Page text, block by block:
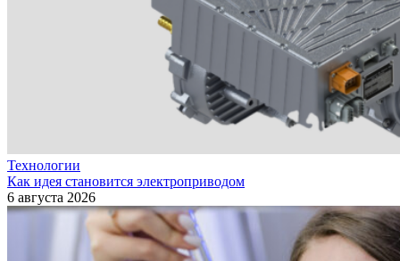
Технологии
Как идея становится электроприводом
6 августа 2026